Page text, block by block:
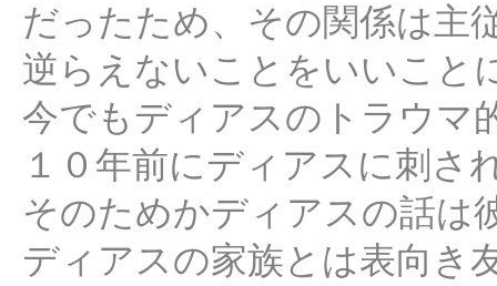
だったため、その関係は主
逆らえないことをいいこと
今でもディアスのトラウマ
１０年前にディアスに刺さ
そのためかディアスの話は
ディアスの家族とは表向き